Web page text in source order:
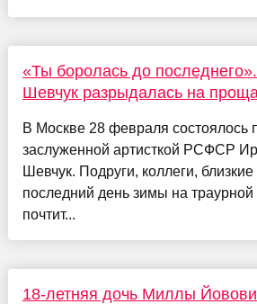
«Ты боролась до
Шевчук разрыдалась на
В Москве 28 февраля состоялось
заслуженной артисткой РСФСР
Шевчук. Подруги, коллеги,
последний день зимы на
почтит...
18-летняя дочь Миллы